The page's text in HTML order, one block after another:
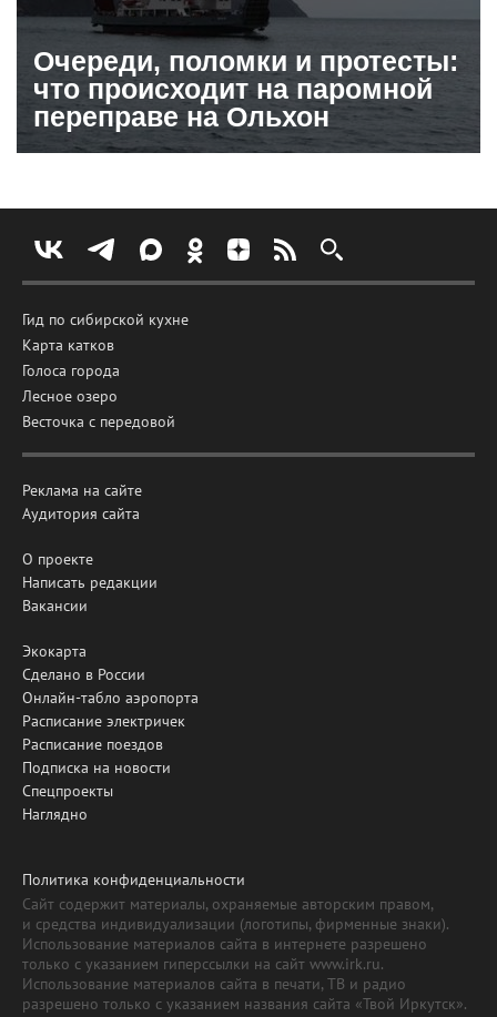
Очереди, поломки и протесты:
что происходит на паромной
переправе на Ольхон
Гид по сибирской кухне
Карта катков
Голоса города
Лесное озеро
Весточка с передовой
Реклама на сайте
Аудитория сайта
О проекте
Написать редакции
Вакансии
Экокарта
Сделано в России
Онлайн-табло аэропорта
Расписание электричек
Расписание поездов
Подписка на новости
Спецпроекты
Наглядно
Политика конфиденциальности
Сайт содержит материалы, охраняемые авторским правом,
и средства индивидуализации (логотипы, фирменные знаки).
Использование материалов сайта в интернете разрешено
только с указанием гиперссылки на сайт www.irk.ru.
Использование материалов сайта в печати, ТВ и радио
разрешено только с указанием названия сайта «Твой Иркутск».